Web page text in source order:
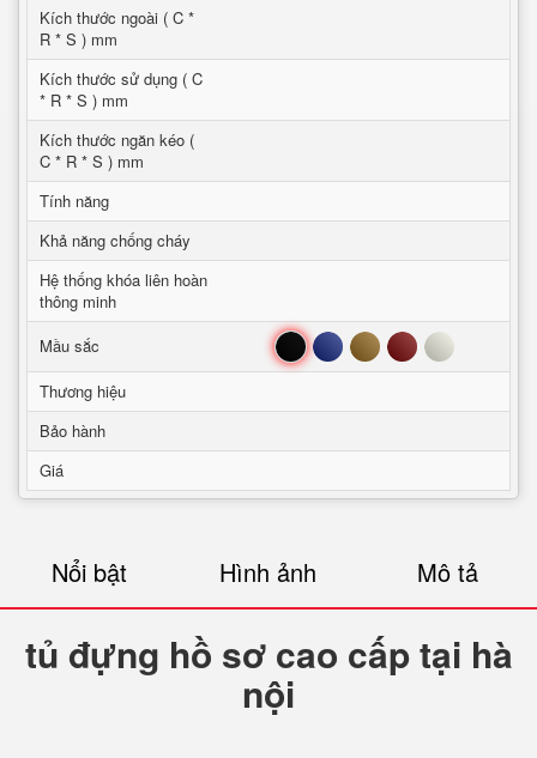
Kích thước ngoài ( C *
R * S ) mm
Kích thước sử dụng ( C
* R * S ) mm
Kích thước ngăn kéo (
C * R * S ) mm
Tính năng
Khả năng chống cháy
Hệ thống khóa liên hoàn
thông minh
Mầu sắc
Đen Xanh Nâu Đỏ Trắng
Thương hiệu
Bảo hành
Giá
Nổi bật Hình ảnh Mô tả
tủ đựng hồ sơ cao cấp tại hà
nội